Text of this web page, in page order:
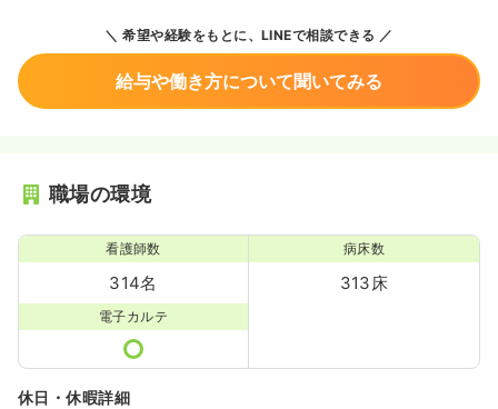
希望や経験をもとに、LINEで相談できる
給与や働き方について聞いてみる
職場の環境
看護師数
314名
病床数
313床
電子カルテ
休日・休暇詳細